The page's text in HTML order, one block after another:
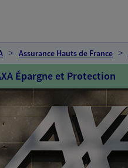
Assurance Hauts de France
Épargne et Protection